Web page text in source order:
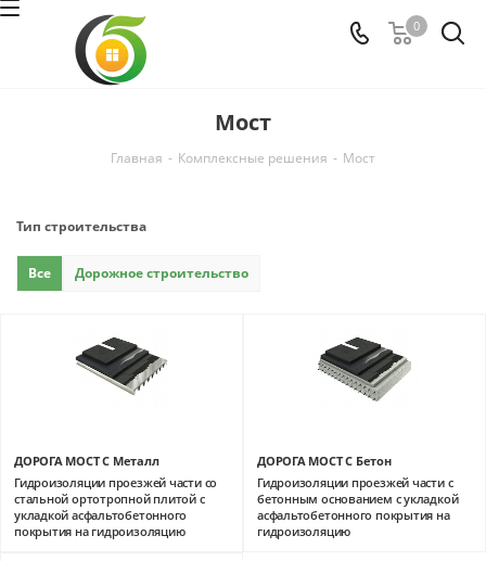
0
Мост
Главная - Комплексные решения - Мост
Тип строительства
Все Дорожное строительство
ДОРОГА МОСТ С Металл
Гидроизоляции проезжей части со
стальной ортотропной плитой с
укладкой асфальтобетонного
покрытия на гидроизоляцию
ДОРОГА МОСТ С Бетон
Гидроизоляции проезжей части с
бетонным основанием с укладкой
асфальтобетонного покрытия на
гидроизоляцию